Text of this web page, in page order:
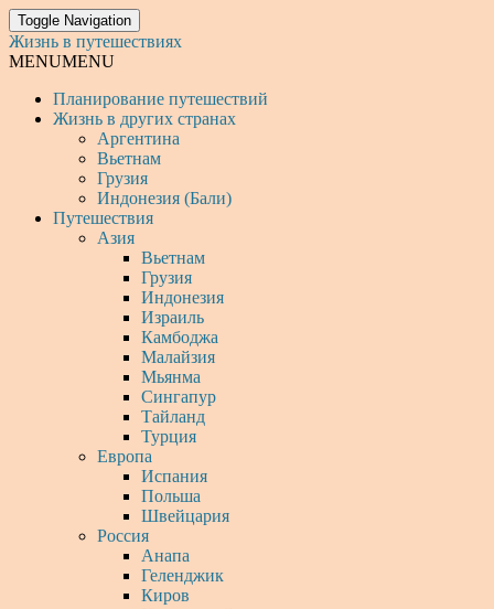
Toggle Navigation
Жизнь в путешествиях
MENUMENU
Планирование путешествий
Жизнь в других странах
Аргентина
Вьетнам
Грузия
Индонезия (Бали)
Путешествия
Азия
Вьетнам
Грузия
Индонезия
Израиль
Камбоджа
Малайзия
Мьянма
Сингапур
Тайланд
Турция
Европа
Испания
Польша
Швейцария
Россия
Анапа
Геленджик
Киров